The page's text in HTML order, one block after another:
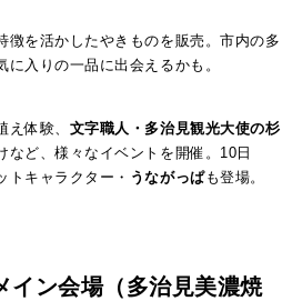
徴を活かしたやきものを販売。市内の多
入りの一品に出会えるかも。
体験、 文字職人・多治見観光大使の杉
など、様々なイベントを開催。10日
トキャラクター・ うながっぱも登場。
イン会場（多治見美濃焼